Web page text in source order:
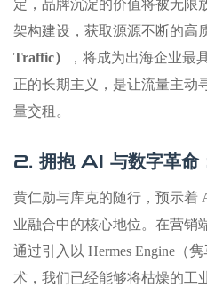
定，品牌沉淀的价值将被无限
架构建设，获取源源不断的高
Traffic）
，将成为出海企业最
正的长期主义，是让流量主动
量交租。
2. 拥抱 AI 与数字革命
黄仁勋与库克的随行，预示着
业融合中的核心地位。在营销
通过引入以 Hermes Engine（
术，我们已经能够将枯燥的工